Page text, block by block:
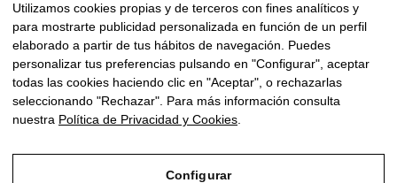
ES 0
Utilizamos cookies propias y de terceros con fines analíticos y
para mostrarte publicidad personalizada en función de un perfil
elaborado a partir de tus hábitos de navegación. Puedes
personalizar tus preferencias pulsando en "Configurar", aceptar
todas las cookies haciendo clic en "Aceptar", o rechazarlas
seleccionando "Rechazar". Para más información consulta
nuestra Política de Privacidad y Cookies
Configurar